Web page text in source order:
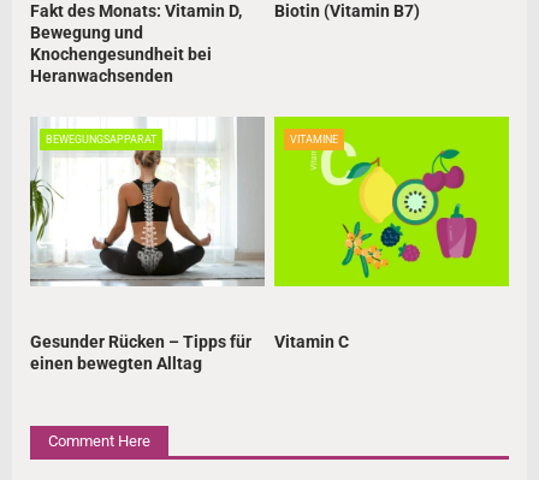
t
i
n
Fakt des Monats: Vitamin D,
Bewegung und
Knochengesundheit bei
Heranwachsenden
Biotin (Vitamin B7)
BEWEGUNGSAPPARAT
Gesunder Rücken – Tipps für
einen bewegten Alltag
VITAMINE
Vitamin C
Comment Here